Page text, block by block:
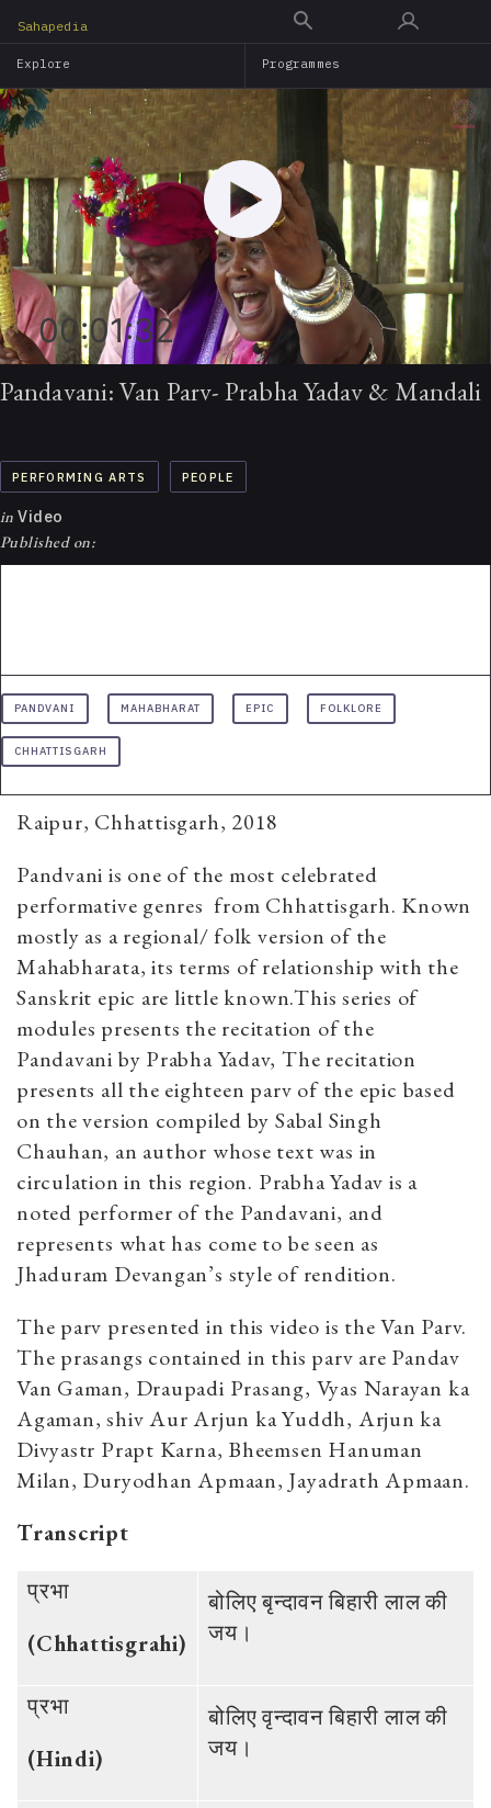
main
content
Sahapedia
Explore Programmes
00:01:32
Pandavani: Van Parv- Prabha Yadav & Mandali
PERFORMING ARTS PEOPLE
in Video
Published on:
PANDVANI MAHABHARAT EPIC FOLKLORE
CHHATTISGARH
Raipur, Chhattisgarh, 2018
Pandvani is one of the most celebrated
performative genres from Chhattisgarh. Known
mostly as a regional/ folk version of the
Mahabharata, its terms of relationship with the
Sanskrit epic are little known.This series of
modules presents the recitation of the
Pandavani by Prabha Yadav, The recitation
presents all the eighteen parv of the epic based
on the version compiled by Sabal Singh
Chauhan, an author whose text was in
circulation in this region. Prabha Yadav is a
noted performer of the Pandavani, and
represents what has come to be seen as
Jhaduram Devangan’s style of rendition.
The parv presented in this video is the Van Parv.
The prasangs contained in this parv are Pandav
Van Gaman, Draupadi Prasang, Vyas Narayan ka
Agaman, shiv Aur Arjun ka Yuddh, Arjun ka
Divyastr Prapt Karna, Bheemsen Hanuman
Milan, Duryodhan Apmaan, Jayadrath Apmaan.
Transcript
प्रभा
(Chhattisgrahi)
बोलिए बृन्‍दावन बिहारी लाल की
जय।
प्रभा
(Hindi)
बोलिए वृन्‍दावन बिहारी लाल की
जय।